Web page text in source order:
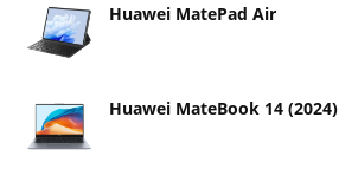
Huawei MatePad Air
Huawei MateBook 14 (2024)